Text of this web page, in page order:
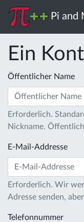
Pi and
Ein
Öffentlicher Name
Erforderlich.
Nickname.
E-Mail-Addresse
Erforderlich. Wir
Adresse senden,
Telefonnummer